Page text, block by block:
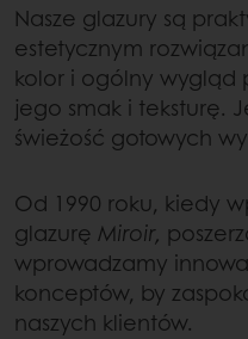
Nasze glazury są
estetycznym
kolor i ogólny wygląd
jego smak i teksturę.
świeżość gotowych
Od 1990 roku, kiedy
glazurę Miroir,
wprowadzamy
konceptów, by
naszych klientów.